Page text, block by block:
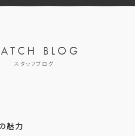
BLOG
スタッフブログ
魅力